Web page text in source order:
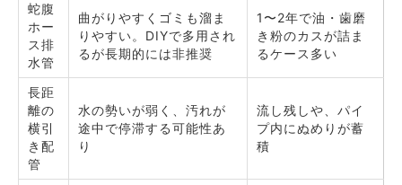
蛇腹
ホー
ス排
水管
曲がりやすくゴミも溜ま
りやすい。DIYで多用され
るが長期的には非推奨
1〜2年で油・歯磨
き粉のカスが詰ま
るケース多い
長距
離の
横引
き配
管
水の勢いが弱く、汚れが
途中で停滞する可能性あ
り
流し残しや、パイ
プ内にぬめりが蓄
積